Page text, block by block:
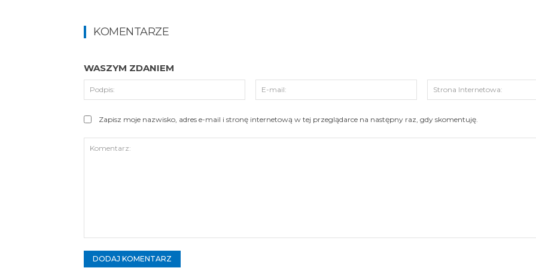
KOMENTARZE
WASZYM ZDANIEM
Podpis:
mail:
Zapisz moje nazwisko, adres e-mail i stronę internetową w tej przeglądarce na następny raz, gdy skomentuję.